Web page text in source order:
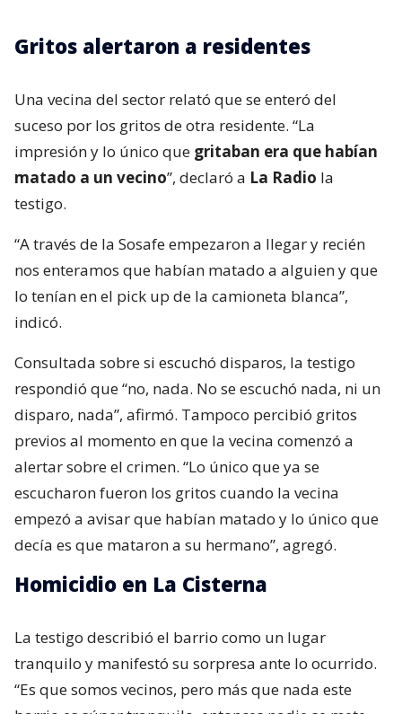
Gritos alertaron a residentes
Una vecina del sector relató que se enteró del
suceso por los gritos de otra residente. “La
impresión y lo único que gritaban era que habían
matado a un vecino”, declaró a La Radio la
testigo.
“A través de la Sosafe empezaron a llegar y recién
nos enteramos que habían matado a alguien y que
lo tenían en el pick up de la camioneta blanca”,
indicó.
Consultada sobre si escuchó disparos, la testigo
respondió que “no, nada. No se escuchó nada, ni un
disparo, nada”, afirmó. Tampoco percibió gritos
previos al momento en que la vecina comenzó a
alertar sobre el crimen. “Lo único que ya se
escucharon fueron los gritos cuando la vecina
empezó a avisar que habían matado y lo único que
decía es que mataron a su hermano”, agregó.
Homicidio en La Cisterna
La testigo describió el barrio como un lugar
tranquilo y manifestó su sorpresa ante lo ocurrido.
“Es que somos vecinos, pero más que nada este